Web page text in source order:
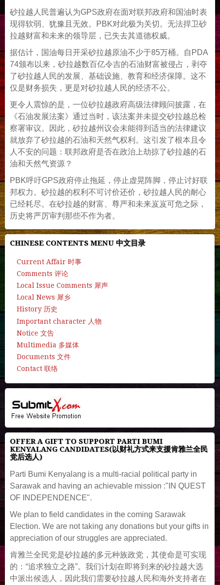
砂拉越人民普遍认为GPS政府在面对联邦政府和国油时表
现得软弱、犹豫且无效。PBK对此极为关切。无法捍卫砂
拉越财富和未来的领导层，已失去其道德权威。
据估计，国油每日开采砂拉越原油不少于85万桶。自PDA
74颁布以来，砂拉越数百亿令吉的石油财富被侵占，剥夺
了砂拉越人民的发展、基础设施、教育和经济保障。这不
仅是财务损失，更是对砂拉越人民的经济不公。
更令人震惊的是，一位砂拉越政府高级法律顾问披露，在
《石油发展法案》通过当时，该法案并未提交砂拉越总检
察署审议。因此，砂拉越州议会未能得到适当的法律建议
就放弃了砂拉越的石油和天然气权利。这引发了根本且令
人不安的问题：联邦政府是否在政治上劫掠了砂拉越的石
油和天然气资源？
PBK呼吁GPS政府停止拖延，停止虚晃阵脚，停止讨好联
邦权力。砂拉越的权利不可讨价还价，砂拉越人民的耐心
已经耗尽。在砂拉越的财富、尊严和未来岌岌可危之际，
历史将严厉审判那些不作为者。
CHINESE CONTENTS MENU 中文目录
Current Affair 时事
Comments 评论
Local Issue Comments 犀声
Local News 犀乡
History 历史
Important character 人物
Notice 文告
Multimedia 多媒体
Documents 文件
Contact 联络
OFFER A GIFT TO SUPPORT PARTI BUMI
KENYALANG CANDIDATES(以财礼方式来支援肯雅兰全民
党后选人)
Parti Bumi Kenyalang is a multi-racial political party in
Sarawak and having an achievable mission :"IN QUEST
OF INDEPENDENCE".
We plan to field candidates in the coming Sarawak
Election. We are not taking any donations but your gifts in
appreciation of our struggles are appreciated.
肯雅兰全民党是砂拉越的多元种族政党，其使命是可实现
的：“追求独立之路”。我们计划在即将到来的砂拉越大选
中派出候选人，因此我们需要砂拉越人民和海外支持者在